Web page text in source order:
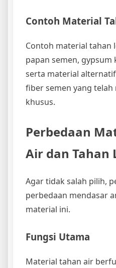
Contoh Material
Contoh material tahan
papan semen,
serta material
fiber semen yang telah
khusus.
Perbedaan
Air dan Tahan
Agar tidak salah pilih,
perbedaan mendasar
material ini.
Fungsi Utama
Material tahan air